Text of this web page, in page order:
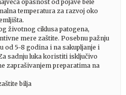
opasnost od pojave bele
temperatura za razvoj oko
životnog ciklusa patogena,
mere zaštite. Posebnu pažnju
od 5-8 godina i na sakupljanje i
sadnju luka koristiti isključivo
zaprašivanjem preparatima na
bilja